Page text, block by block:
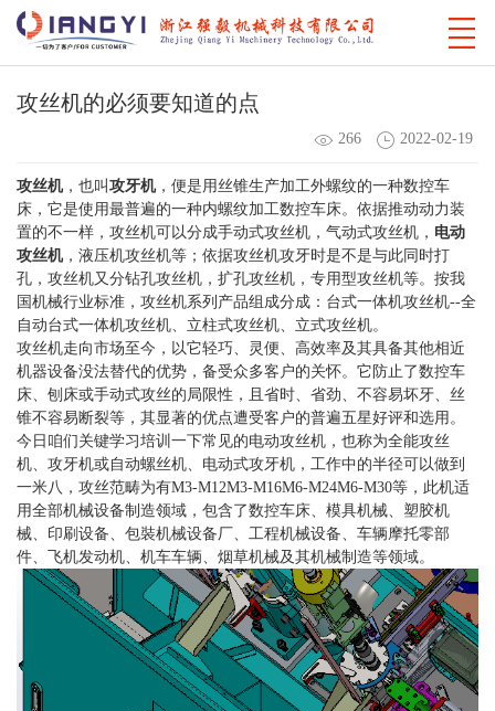
攻丝机的必须要知道的点
266 2022-02-19
攻丝机，也叫 攻牙机，便是用丝锥生产加工外螺纹的一种数控车
床，它是使用最普遍的一种内螺纹加工数控车床。依据推动动力装
置的不一样，攻丝机可以分成手动式攻丝机，气动式攻丝机， 电动
攻丝机，液压机攻丝机等；依据攻丝机攻牙时是不是与此同时打
孔，攻丝机又分钻孔攻丝机，扩孔攻丝机，专用型攻丝机等。按我
国机械行业标准，攻丝机系列产品组成分成：台式一体机攻丝机--全
自动台式一体机攻丝机、立柱式攻丝机、立式攻丝机。
攻丝机走向市场至今，以它轻巧、灵便、高效率及其具备其他相近
机器设备没法替代的优势，备受众多客户的关怀。它防止了数控车
床、刨床或手动式攻丝的局限性，且省时、省劲、不容易坏牙、丝
锥不容易断裂等，其显著的优点遭受客户的普遍五星好评和选用。
今日咱们关键学习培训一下常见的电动攻丝机，也称为全能攻丝
机、攻牙机或自动螺丝机、电动式攻牙机，工作中的半径可以做到
一米八，攻丝范畴为有M3-M12M3-M16M6-M24M6-M30等，此机适
用全部机械设备制造领域，包含了数控车床、模具机械、塑胶机
械、印刷设备、包裝机械设备厂、工程机械设备、车辆摩托零部
件、飞机发动机、机车车辆、烟草机械及其机械制造等领域。